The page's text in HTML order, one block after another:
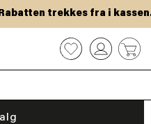
trekkes fra i kassen.
0